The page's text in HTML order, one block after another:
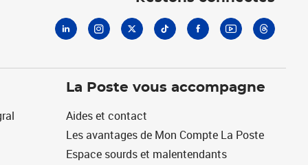
La Poste vous accompagne
Aides et contact
Les avantages de Mon Compte La Poste
Espace sourds et malentendants